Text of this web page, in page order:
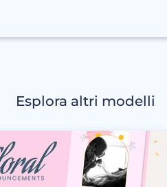
Esplora altri modelli